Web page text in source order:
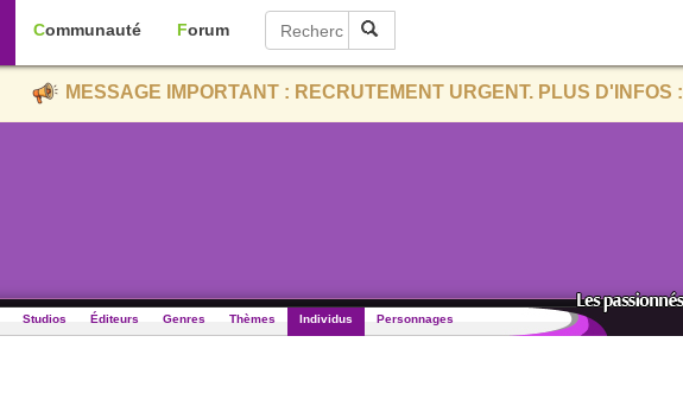
Communauté Forum
MESSAGE IMPORTANT : RECRUTEMENT URGENT. PLUS D'INFOS :
Studios Éditeurs Genres Thèmes Individus Personnages